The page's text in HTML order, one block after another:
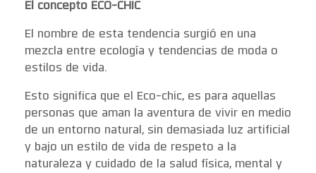
El concepto ECO-CHIC
El nombre de esta tendencia surgió en una
mezcla entre ecología y tendencias de moda o
estilos de vida.
Esto significa que el Eco-chic, es para aquellas
personas que aman la aventura de vivir en medio
de un entorno natural, sin demasiada luz artificial
y bajo un estilo de vida de respeto a la
naturaleza y cuidado de la salud física, mental y